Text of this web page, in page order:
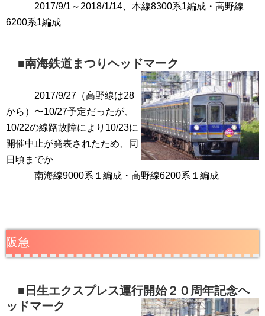
2017/9/1～2018/1/14、 本線8300系1編成・ 高野線
6200系1編成
■南海鉄道まつりヘッドマーク
2017/9/27（高野線は28
から）〜10/27予定だったが、
10/22の線路故障により10/23に
開催中止が発表されたため、同
日頃までか
南海線9000系１編成・高野線6200系１編成
阪急
■日生エクスプレス運行開始２０周年記念ヘ
ッドマーク